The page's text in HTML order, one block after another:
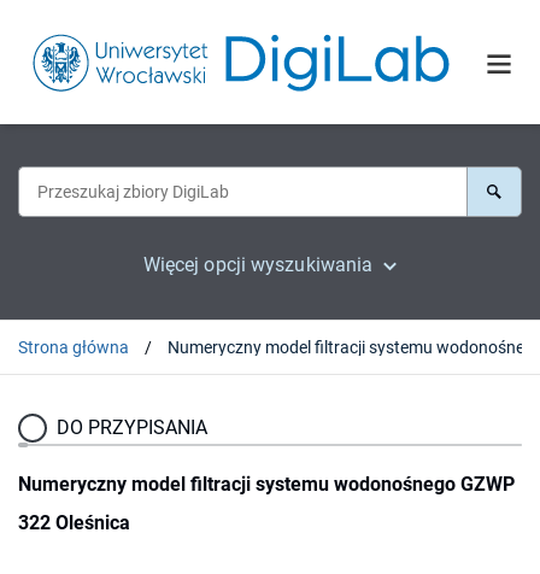
Więcej opcji wyszukiwania
Strona główna
DO PRZYPISANIA
Numeryczny model filtracji systemu wodonośnego GZWP
322 Oleśnica